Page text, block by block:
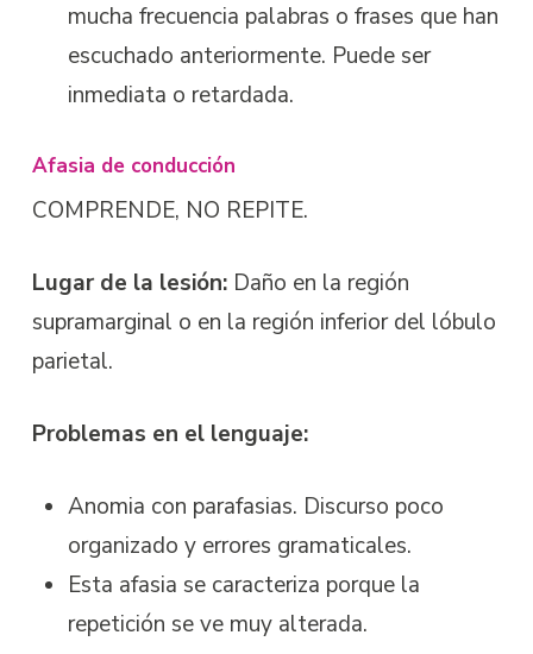
mucha frecuencia palabras o frases que han
escuchado anteriormente. Puede ser
inmediata o retardada.
Afasia de conducción
COMPRENDE, NO REPITE.
Lugar de la lesión: Daño en la región
supramarginal o en la región inferior del lóbulo
parietal.
Problemas en el lenguaje:
Anomia con parafasias. Discurso poco
organizado y errores gramaticales.
Esta afasia se caracteriza porque la
repetición se ve muy alterada.